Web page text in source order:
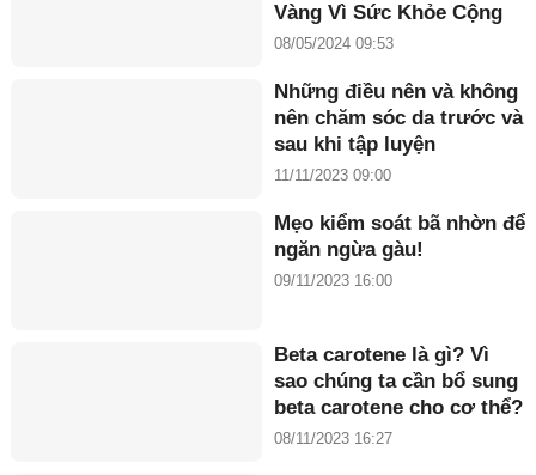
Vàng Vì Sức Khỏe Cộng
Đồng năm 2024”
08/05/2024 09:53
Những điều nên và không
nên chăm sóc da trước và
sau khi tập luyện
11/11/2023 09:00
Mẹo kiểm soát bã nhờn để
ngăn ngừa gàu!
09/11/2023 16:00
Beta carotene là gì? Vì
sao chúng ta cần bổ sung
beta carotene cho cơ thể?
08/11/2023 16:27